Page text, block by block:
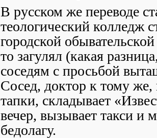
В русском же переводе
теологический колледж
городской
то загулял (какая
соседям с просьбой
Сосед, доктор к тому
тапки, складывает
вечер, вызывает такси
бедолагу.